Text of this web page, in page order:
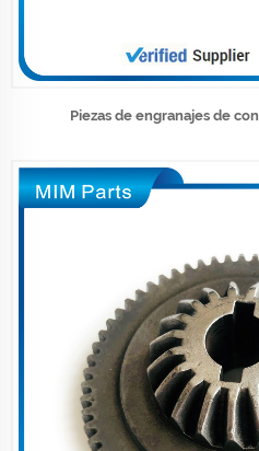
Piezas de engranajes de